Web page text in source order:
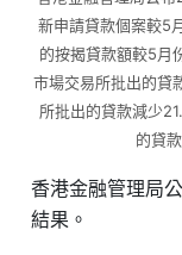
新申請貸款個案較5
的按揭貸款額較5月
市場交易所批出的貸
所批出的貸款減少
的貸
香港金融管理局
結果。